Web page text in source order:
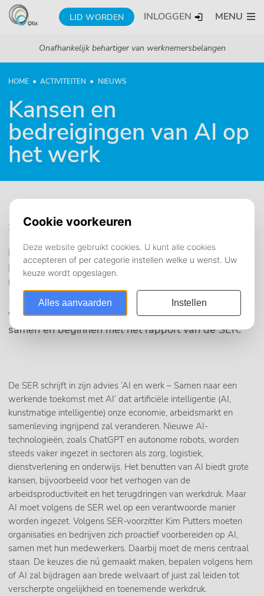
LID WORDEN INLOGGEN MENU
Onafhankelijk behartiger van werknemersbelangen
HOME ACTIVITEITEN NIEUWS
Kansen en
bedreigingen van AI op
het werk
25 maart 2026
Recent rapporteerden zowel de Sociaal
Economische Raad (SER) als het
Uitvoeringsinstituut Werknemersverzekeringen
(UWV) over de mogelijke impact van AI op het
werk. We vatten de rapportages hieronder voor je
samen en beginnen met het rapport van de SER.
De SER schrijft in zijn advies ‘AI en werk – Samen naar een
werkende toekomst met AI’ dat artificiële intelligentie (AI,
kunstmatige intelligentie) onze economie, arbeidsmarkt en
samenleving ingrijpend zal veranderen. Nieuwe AI-
technologieën, zoals ChatGPT en autonome robots, worden
steeds vaker ingezet in sectoren als zorg, logistiek,
dienstverlening en onderwijs. Het benutten van AI biedt grote
kansen, bijvoorbeeld voor het verhogen van de
arbeidsproductiviteit en het terugdringen van werkdruk. Maar
AI moet volgens de SER wel op een verantwoorde manier
worden ingezet. Volgens SER-voorzitter Kim Putters moeten
organisaties en bedrijven zich proactief voorbereiden op AI,
samen met hun medewerkers. Daarbij moet de mens centraal
staan. De keuzes die nú gemaakt maken, bepalen volgens hem
of AI zal bijdragen aan brede welvaart of juist zal leiden tot
verscherpte ongelijkheid en toenemende werkdruk.